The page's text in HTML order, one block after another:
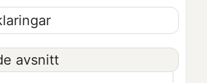
avsnitt